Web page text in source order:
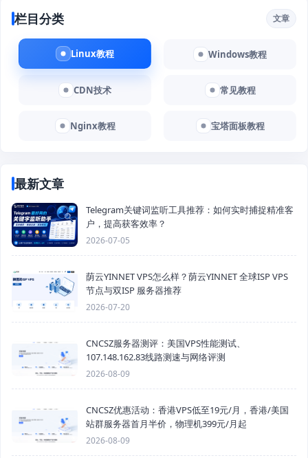
栏目分类 文章
Linux教程 Windows教程
CDN技术 常见教程
Nginx教程 宝塔面板教程
最新文章
Telegram关键词监听工具推荐：如何实时捕捉精准客
户，提高获客效率？
2026-07-05
荫云YINNET VPS怎么样？荫云YINNET 全球ISP VPS
节点与双ISP 服务器推荐
2026-07-20
CNCSZ服务器测评：美国VPS性能测试、
107.148.162.83线路测速与网络评测
2026-08-09
CNCSZ优惠活动：香港VPS低至19元/月，香港/美国
站群服务器首月半价，物理机399元/月起
2026-08-09